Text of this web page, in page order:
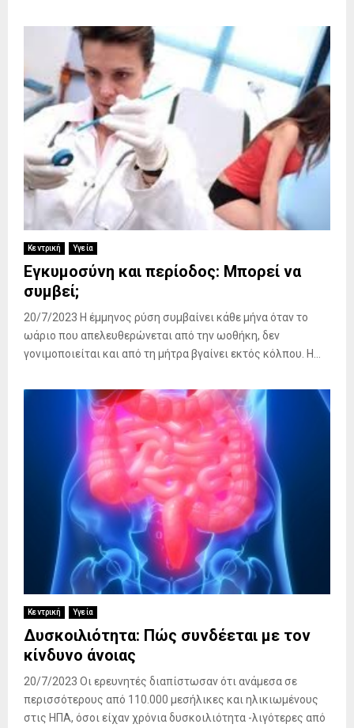
Κεντρική Υγεία
Εγκυμοσύνη και περίοδος: Μπορεί να
συμβεί;
20/7/2023 Η έμμηνος ρύση συμβαίνει κάθε μήνα όταν το
ωάριο που απελευθερώνεται από την ωοθήκη, δεν
γονιμοποιείται και από τη μήτρα βγαίνει εκτός κόλπου. Η...
Κεντρική Υγεία
Δυσκοιλιότητα: Πώς συνδέεται με τον
κίνδυνο άνοιας
20/7/2023 Οι ερευνητές διαπίστωσαν ότι ανάμεσα σε
περισσότερους από 110.000 μεσήλικες και ηλικιωμένους
στις ΗΠΑ, όσοι είχαν χρόνια δυσκοιλιότητα -λιγότερες από